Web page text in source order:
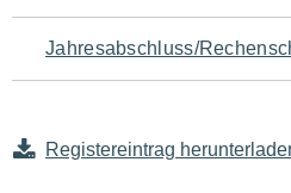
Jahresabschluss/
Registereintrag